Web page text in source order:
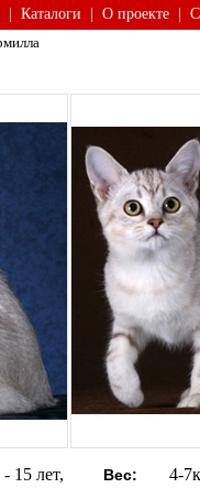
Каталоги О проекте
- 15 лет, Вес: 4-